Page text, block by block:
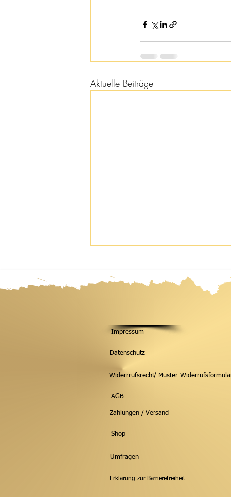
Aktuelle Beiträge
Impressum
Datenschutz
Widerrrufsrecht/ Muster-
AGB
Zahlungen / Versand
Shop
Umfragen
Erklärung zur Barrierefreiheit